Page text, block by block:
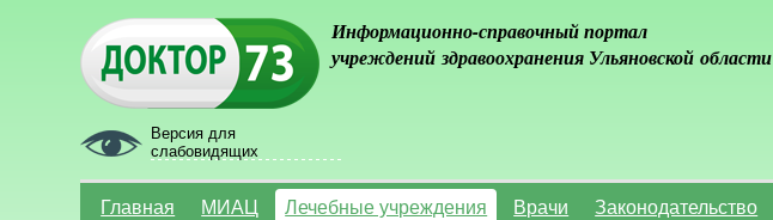
Версия для
слабовидящих
Информационно-справочный портал
учреждений здравоохранения Ульяновской области
Главная МИАЦ Лечебные учреждения Врачи Законодательство